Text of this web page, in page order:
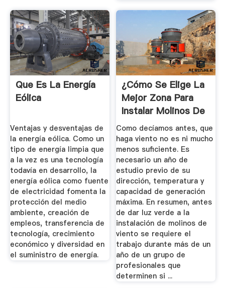
Que Es La Energía
Eólica
Ventajas y desventajas de
la energía eólica. Como un
tipo de energía limpia que
a la vez es una tecnología
todavía en desarrollo, la
energía eólica como fuente
de electricidad fomenta la
protección del medio
ambiente, creación de
empleos, transferencia de
tecnología, crecimiento
económico y diversidad en
el suministro de energía.
¿Cómo Se Elige La
Mejor Zona Para
Instalar Molinos De
...
Como decíamos antes, que
haga viento no es ni mucho
menos suficiente. Es
necesario un año de
estudio previo de su
dirección, temperatura y
capacidad de generación
máxima. En resumen, antes
de dar luz verde a la
instalación de molinos de
viento se requiere el
trabajo durante más de un
año de un grupo de
profesionales que
determinen si ...